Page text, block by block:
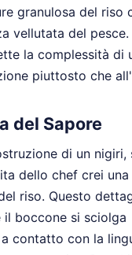
granulosa del riso
vellutata del pesce.
la complessità di
piuttosto che
del Sapore
di un nigiri,
dello chef crei
riso. Questo
il boccone si sciolga
contatto con la